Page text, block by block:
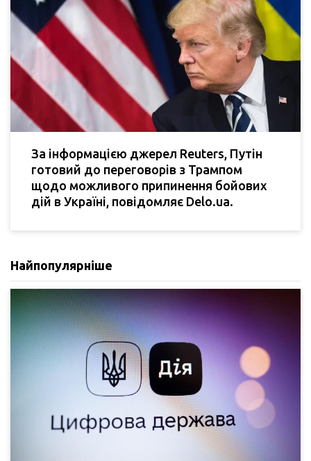
За інформацією джерел Reuters, Путін
готовий до переговорів з Трампом
щодо можливого припинення бойових
дій в Україні, повідомляє Delo.ua.
Найпопулярніше